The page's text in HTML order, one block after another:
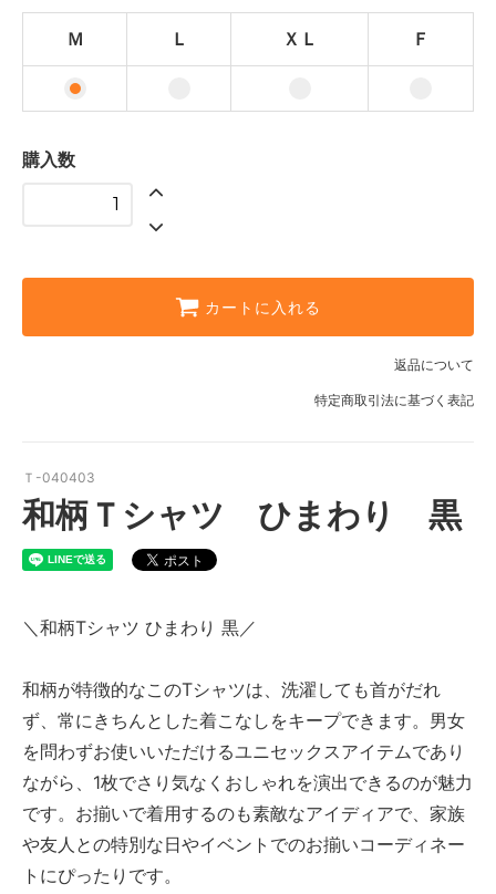
Ｆ
Ｍ Ｌ ＸＬ Ｆ
購入数
カートに入れる
返品について
特定商取引法に基づく表記
Ｔ-040403
和柄Ｔシャツ ひまわり 黒
＼和柄Tシャツ ひまわり 黒／
和柄が特徴的なこのTシャツは、洗濯しても首がだれ
ず、常にきちんとした着こなしをキープできます。男女
を問わずお使いいただけるユニセックスアイテムであり
ながら、1枚でさり気なくおしゃれを演出できるのが魅力
です。お揃いで着用するのも素敵なアイディアで、家族
や友人との特別な日やイベントでのお揃いコーディネー
トにぴったりです。